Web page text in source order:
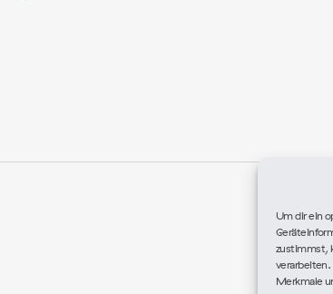
Um dir ein
zustimmst,
Merkmale